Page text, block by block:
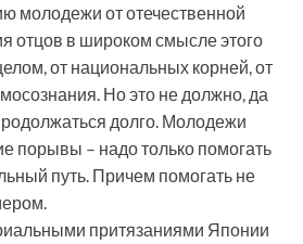
молодежи от отечественной
отцов в широком смысле этого
от национальных корней, от
Но это не должно, да
долго. Молодежи
порывы – надо только помогать
путь. Причем помогать не
притязаниями Японии